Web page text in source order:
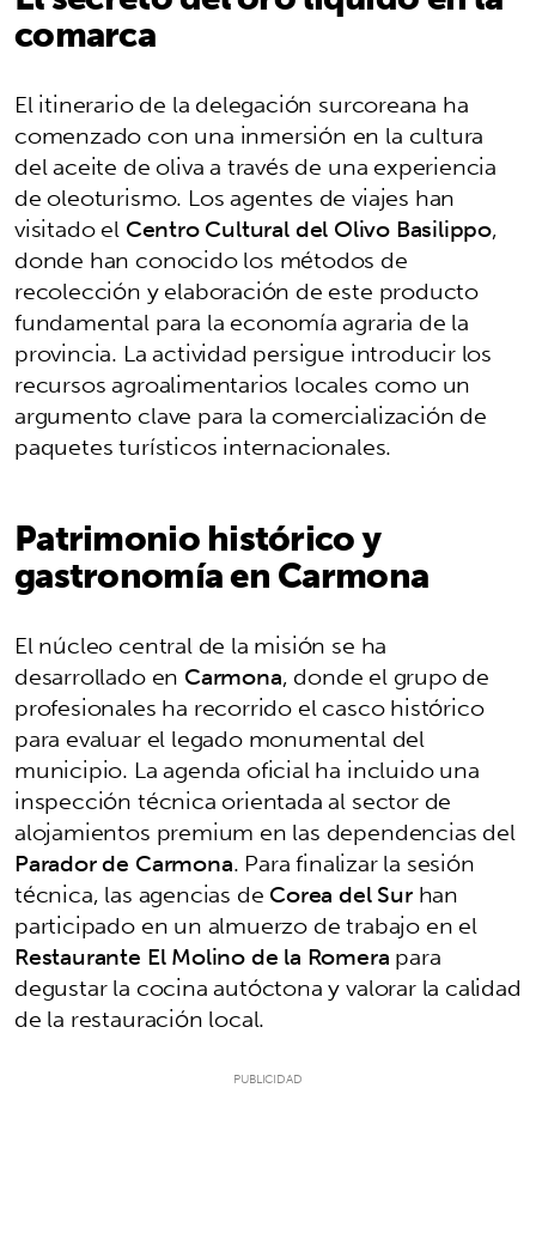
comarca
El itinerario de la delegación surcoreana ha
comenzado con una inmersión en la cultura
del aceite de oliva a través de una experiencia
de oleoturismo. Los agentes de viajes han
visitado elCentro Cultural del Olivo Basilippo,
donde han conocido los métodos de
recolección y elaboración de este producto
fundamental para la economía agraria de la
provincia. La actividad persigue introducir los
recursos agroalimentarios locales como un
argumento clave para la comercialización de
paquetes turísticos internacionales.
Patrimonio histórico y
gastronomía en Carmona
El núcleo central de la misión se ha
desarrollado en Carmona, donde el grupo de
profesionales ha recorrido el casco histórico
para evaluar el legado monumental del
municipio. La agenda oficial ha incluido una
inspección técnica orientada al sector de
alojamientos premium en las dependencias del
Parador de Carmona. Para finalizar la sesión
técnica, las agencias deCorea del Surhan
participado en un almuerzo de trabajo en el
Restaurante El Molino de la Romerapara
degustar la cocina autóctona y valorar la calidad
de la restauración local.